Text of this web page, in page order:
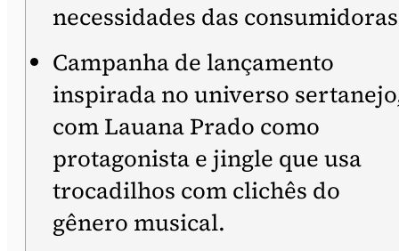
necessidades das
Campanha de lançamento
inspirada no universo
com Lauana Prado como
protagonista e jingle que usa
trocadilhos com clichês do
gênero musical.